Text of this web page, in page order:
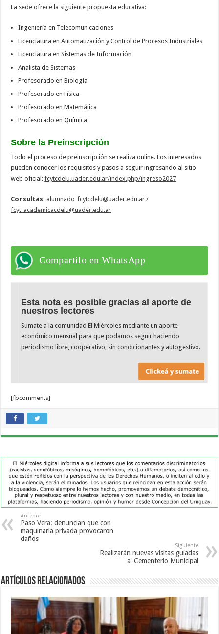
La sede ofrece la siguiente propuesta educativa:
Ingeniería en Telecomunicaciones
Licenciatura en Automatización y Control de Procesos Industriales
Licenciatura en Sistemas de Información
Analista de Sistemas
Profesorado en Biología
Profesorado en Física
Profesorado en Matemática
Profesorado en Química
Sobre la Preinscripción
Todo el proceso de preinscripción se realiza online. Los interesados
pueden conocer los requisitos y pasos a seguir ingresando al sitio
web oficial: fcytcdelu.uader.edu.ar/index.php/ingreso2027
Consultas: alumnado_fcytcdelu@uader.edu.ar /
fcyt_academicacdelu@uader.edu.ar
Compartilo en WhatsApp
Esta nota es posible gracias al aporte de
nuestros lectores
Sumate a la comunidad El Miércoles mediante un aporte
económico mensual para que podamos seguir haciendo
periodismo libre, cooperativo, sin condicionantes y autogestivo.
[fbcomments]
Anterior
Paso Vera: denuncian que con
maquinaria privada provocaron
daños
Siguiente
Realizarán nuevas visitas guiadas
al Cementerio Municipal
Artículos Relacionados